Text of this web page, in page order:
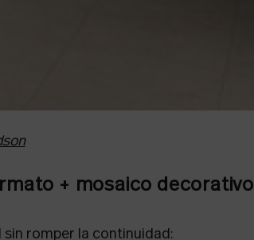
+ mosaico decorativo
romper la continuidad: